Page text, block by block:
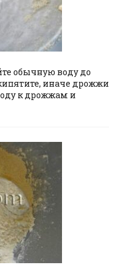
обычную воду до
иначе дрожжи
к дрожжам и